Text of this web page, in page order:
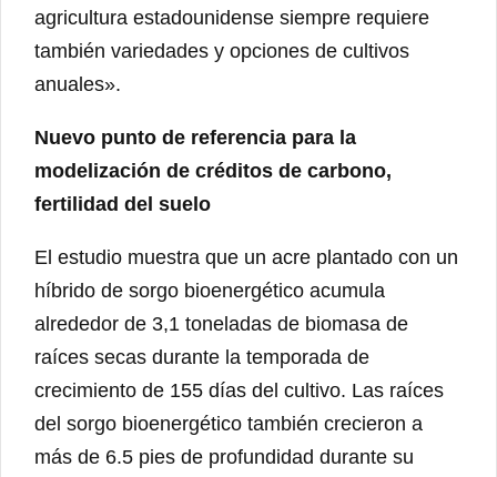
agricultura estadounidense siempre requiere
también variedades y opciones de cultivos
anuales».
Nuevo punto de referencia para la
modelización de créditos de carbono,
fertilidad del suelo
El estudio muestra que un acre plantado con un
híbrido de sorgo bioenergético acumula
alrededor de 3,1 toneladas de biomasa de
raíces secas durante la temporada de
crecimiento de 155 días del cultivo. Las raíces
del sorgo bioenergético también crecieron a
más de 6.5 pies de profundidad durante su